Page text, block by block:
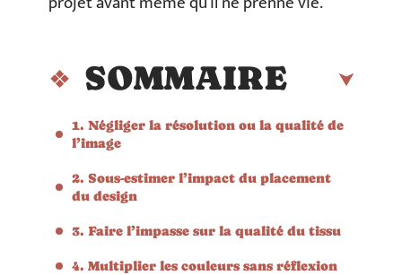
SOMMAIRE
1. Négliger la résolution ou la qualité de
l’image
2. Sous-estimer l’impact du placement
du design
3. Faire l’impasse sur la qualité du tissu
4. Multiplier les couleurs sans réflexion